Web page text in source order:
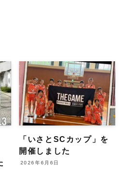
「いさとSCカップ」を
開催しました
2026年6月6日